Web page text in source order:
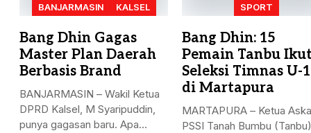
BANJARMASIN KALSEL
Bang Dhin Gagas
Master Plan Daerah
Berbasis Brand
BANJARMASIN – Wakil Ketua
DPRD Kalsel, M Syaripuddin,
punya gagasan baru. Apa...
SPORT
Bang Dhin: 15
Pemain Tanbu
Seleksi Timnas U-
di Martapura
MARTAPURA – Ketua
PSSI Tanah Bumbu (Tanbu)